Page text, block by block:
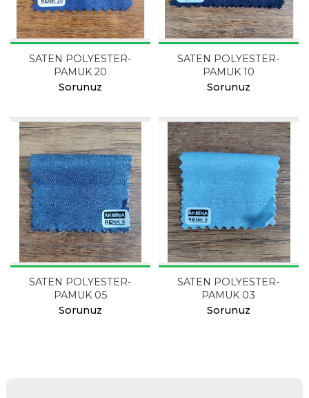
SATEN POLYESTER-
PAMUK 20
Sorunuz
SATEN POLYESTER-
PAMUK 10
Sorunuz
SATEN POLYESTER-
PAMUK 05
Sorunuz
SATEN POLYESTER-
PAMUK 03
Sorunuz